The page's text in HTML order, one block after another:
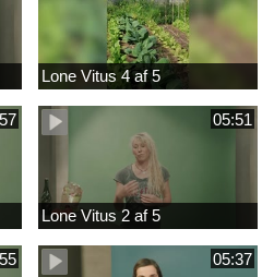
Lone Vitus 4 af 5
05:51
Lone Vitus 2 af 5
05:37